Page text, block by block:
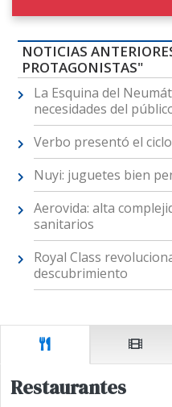
NOTICIAS
PROTAGONISTAS"
La Esquina del
necesidades del
Verbo presentó el
Nuyi: juguetes bien
Aerovida: alta
sanitarios
Royal Class
descubrimiento
Restaurantes